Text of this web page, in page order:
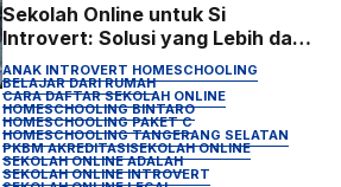
Sekolah Online untuk Si
Introvert: Solusi yang Lebih dari
Sekadar Belajar di Rumah
ANAK INTROVERT HOMESCHOOLING
BELAJAR DARI RUMAH
CARA DAFTAR SEKOLAH ONLINE
HOMESCHOOLING BINTARO
HOMESCHOOLING PAKET C
HOMESCHOOLING TANGERANG SELATAN
PKBM AKREDITASISEKOLAH ONLINE
SEKOLAH ONLINE ADALAH
SEKOLAH ONLINE INTROVERT